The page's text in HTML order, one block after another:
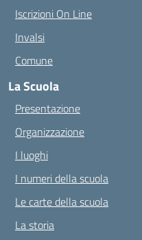
Iscrizioni On Line
Invalsi
Comune
La Scuola
Presentazione
Organizzazione
I luoghi
I numeri della scuola
Le carte della scuola
La storia